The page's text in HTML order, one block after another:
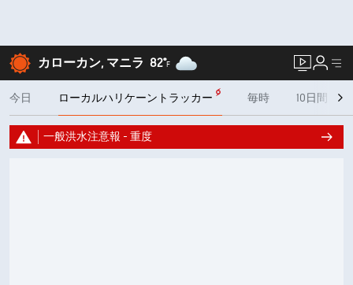
カローカン, マニラ 82°F
今日 ローカルハリケーントラッカー 毎時 10日間
一般洪水注意報 - 重度